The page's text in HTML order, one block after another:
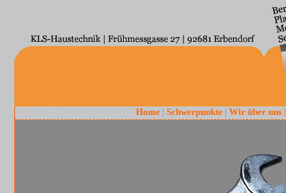
Home| Schwerpunkte| Wir über uns|